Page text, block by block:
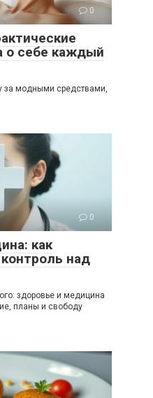
0
о себе каждый
за модными средствами,
0
как
над
здоровье и медицина
планы и свободу